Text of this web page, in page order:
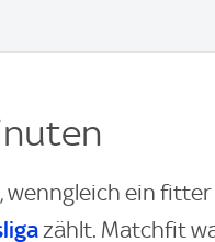
wenngleich ein
zählt. Matchfit